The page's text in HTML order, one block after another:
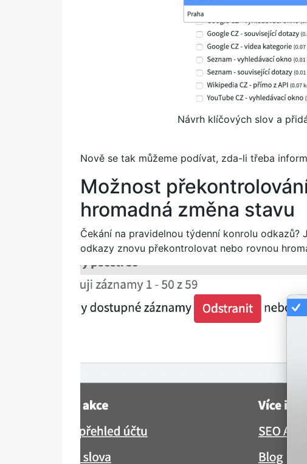
Návrh klíčových slov a
Nově se tak můžeme podívat, zda-li třeba
Možnost
hromadná změna stavu
Čekání na pravidelnou týdenní konrolu
odkazy znovu překontrolovat nebo rovnou